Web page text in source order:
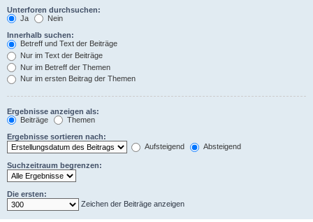
Unterforen durchsuchen:
Ja
Nein
Innerhalb suchen:
Betreff und Text der Beiträge
Nur im Text der Beiträge
Nur im Betreff der Themen
Nur im ersten Beitrag der Themen
Ergebnisse anzeigen als:
Beiträge
Themen
Ergebnisse sortieren nach:
Aufsteigend
Absteigend
Suchzeitraum begrenzen:
Die ersten:
Zeichen der Beiträge anzeigen